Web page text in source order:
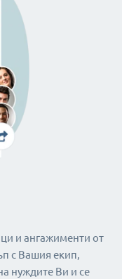
и ангажименти от
с Вашия екип,
нуждите Ви и се